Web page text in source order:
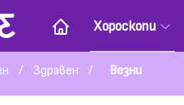
Хороскопи
/ Здравен / Везни